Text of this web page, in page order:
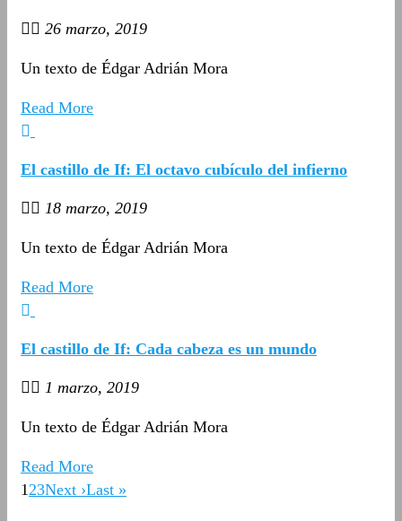
26 marzo, 2019
Un texto de Édgar Adrián Mora
Read More
El castillo de If: El octavo cubículo del infierno
18 marzo, 2019
Un texto de Édgar Adrián Mora
Read More
El castillo de If: Cada cabeza es un mundo
1 marzo, 2019
Un texto de Édgar Adrián Mora
Read More
1 23Next ›Last »